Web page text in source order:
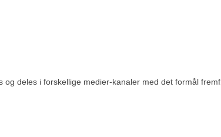
deles i forskellige medier-kanaler med det formål